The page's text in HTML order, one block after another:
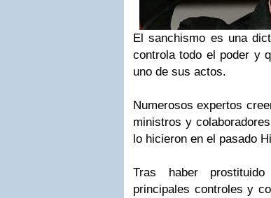
El sanchismo es una
controla todo el poder y
uno de sus actos.
Numerosos expertos
ministros y
lo hicieron en el pasado
Tras haber
principales controles y